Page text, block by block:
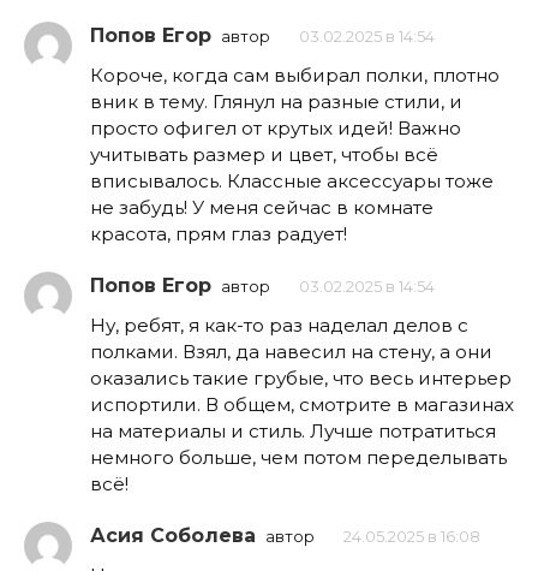
Попов Егор автор 03.02.2025 в 14:54
Короче, когда сам выбирал полки, плотно
вник в тему. Глянул на разные стили, и
просто офигел от крутых идей! Важно
учитывать размер и цвет, чтобы всё
вписывалось. Классные аксессуары тоже
не забудь! У меня сейчас в комнате
красота, прям глаз радует!
Попов Егор автор 03.02.2025 в 14:54
Ну, ребят, я как-то раз наделал делов с
полками. Взял, да навесил на стену, а они
оказались такие грубые, что весь интерьер
испортили. В общем, смотрите в магазинах
на материалы и стиль. Лучше потратиться
немного больше, чем потом переделывать
всё!
Асия Соболева автор 24.05.2025 в 16:08